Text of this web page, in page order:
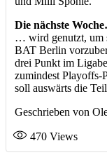
Die nächste
… wird genutzt, um
BAT Berlin
drei Punkt im
zumindest Playoffs-
soll auswärts die
Geschrieben von
470 Views